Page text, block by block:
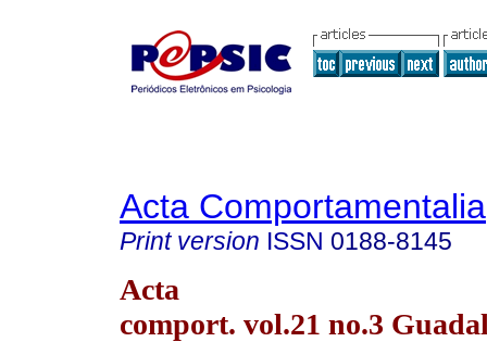
Acta Comportamentalia
Print version ISSN 0188-8145
Acta
comport. vol.21 no.3